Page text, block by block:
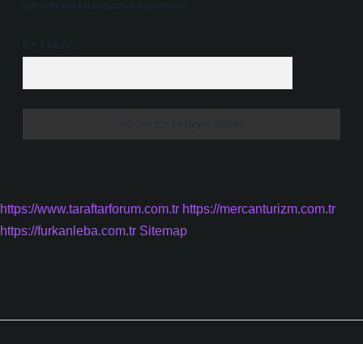
site adresim bu tarayıcıya kaydedilsin.
6 + 2 kaçtır?
https://www.taraftarforum.com.tr https://mercanturizm.com.tr
https://furkanleba.com.tr Sitemap